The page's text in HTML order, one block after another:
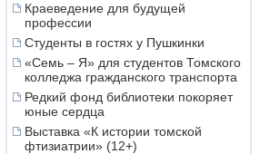
Краеведение для будущей
профессии
Студенты в гостях у Пушкинки
«Семь – Я» для студентов Томского
колледжа гражданского транспорта
Редкий фонд библиотеки покоряет
юные сердца
Выставка «К истории томской
фтизиатрии» (12+)